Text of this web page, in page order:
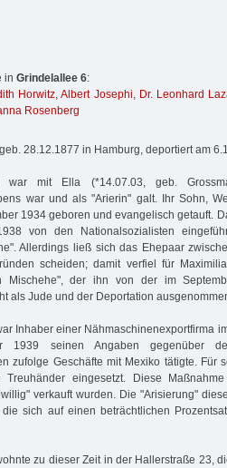
in Grindelallee 6:
Horwitz,Albert Josephi, Dr. Leonhard
Rosenberg
geb. 28.12.1877 in Hamburg, deportiert am
war mit Ella (*14.07.03, geb.
war und als "Arierin" galt. Ihr Sohn,
1934 geboren und evangelisch getauft.
von den Nationalsozialisten
Allerdings ließ sich das Ehepaar
scheiden; damit verfiel für
Mischehe", der ihn von der im
als Jude und der Deportation
Inhaber einer Nähmaschinenexportfirma
seinen Angaben gegenüber
zufolge Geschäfte mit Mexiko tätigte. Für
Treuhänder eingesetzt. Diese
verkauft wurden. Die "Arisierung"
sich auf einen beträchtlichen
zu dieser Zeit in der Hallerstraße 23,